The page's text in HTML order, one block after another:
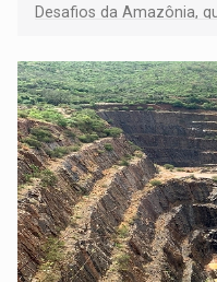
Desafios da Amazônia,
submissão de pré-
setembro